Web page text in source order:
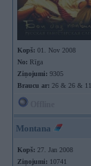
Kopš: 01. Nov 2008
No: Rīga
Ziņojumi: 9305
Braucu ar: 26 & 26 & 11
Montana
Kopš: 27. Jan 2008
Ziņojumi: 10741